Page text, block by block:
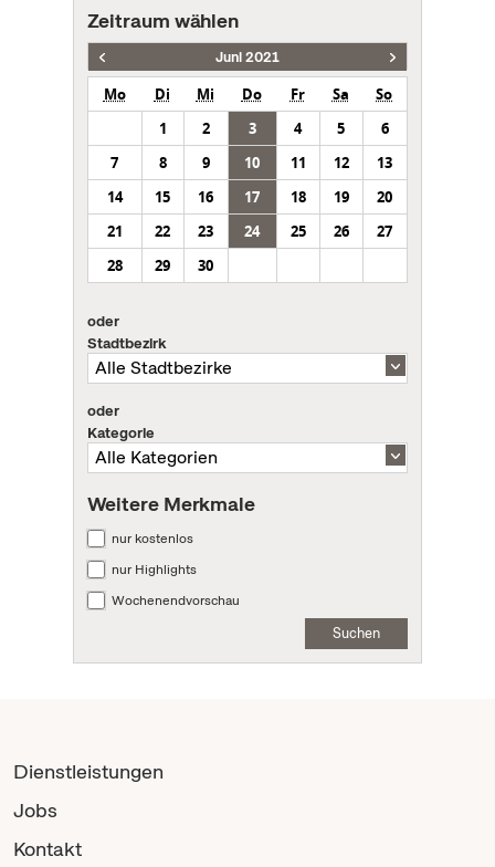
Zeitraum wählen
Juni 2021
Mo Di Mi Do Fr Sa
So
1
2 3 4 5
6
7
8 9 10 11 12
13
14
15 16 17 18 19
20
21
22 23 24 25 26
27
28
29 30
oder
Stadtbezirk
oder
Kategorie
Weitere Merkmale
nur kostenlos
nur Highlights
Wochenendvorschau
Suchen
Dienstleistungen
Jobs
Kontakt